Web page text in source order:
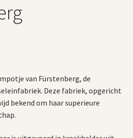
van Fürstenberg, de
Deze fabriek, opgericht
bekend om haar superieure